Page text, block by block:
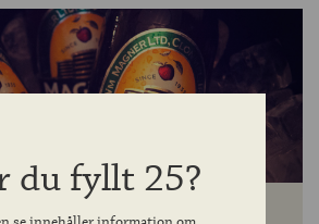
du fyllt 25?